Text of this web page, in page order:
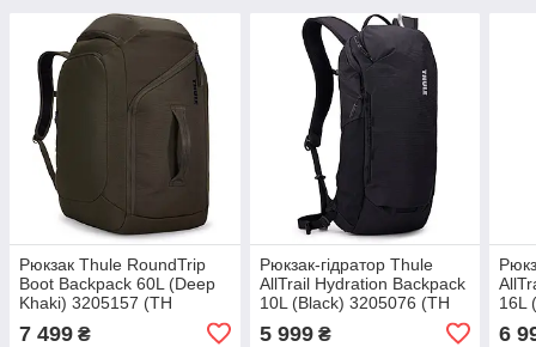
Рюкзак Thule RoundTrip
Boot Backpack 60L (Deep
Khaki) 3205157 (TH
7 499 ₴
Рюкзак-гідратор Thule
AllTrail Hydration Backpack
10L (Black) 3205076 (TH
5 999₴
16L
6